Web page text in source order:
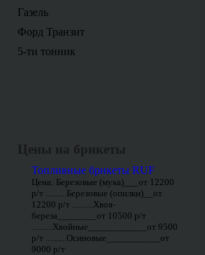
Газель
Форд Транзит
5-ти тонник
Цены на брикеты
Топливные брикеты RUF
Цена: Березовые (мука)___от 12200
р/т ..........Березовые (опилки)__от
12200 р/т ..........Хвоя-
береза________от 10500 р/т
..........Хвойные____________от 9500
р/т ..........Осиновые___________от
9000 р/т